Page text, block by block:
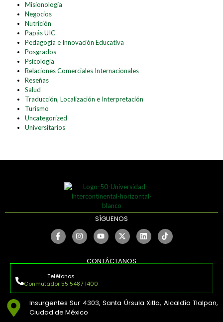
Misionología
Negocios
Nutrición
Papás UIC
Pedagogía e Innovación Educativa
Posgrados
Psicología
Relaciones Comerciales Internacionales
Reseñas
Salud
Traducción, Localización e Interpretación
Turismo
Uncategorized
Universitarios
SÍGUENOS
CONTÁCTANOS
Teléfonos
Conmutador 55 5487 1400
Insurgentes Sur 4303, Santa Úrsula Xitla, Alcaldía Tlalpan,
Ciudad de México